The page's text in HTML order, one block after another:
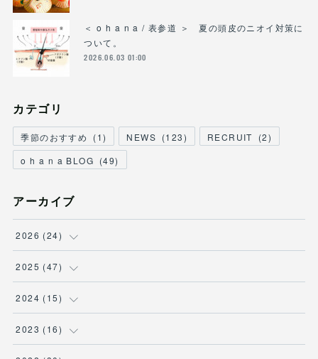
＜ o h a n a / 表参道 ＞ 夏の頭皮のニオイ対策に
ついて。
2026.06.03 01:00
カテゴリ
季節のおすすめ (1) NEWS (123) RECRUIT (2)
o h a n a BLOG (49)
アーカイブ
2026 (24)
(3)
(2)
(3)
( 2 )
2025 (47)
(7)
(5)
(6)
2024 (15)
(2)
2023 (16)